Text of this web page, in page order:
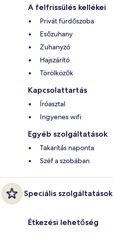
A felfrissülés kellékei
Privát fürdőszoba
Esőzuhany
Zuhanyzó
Hajszárító
Törölközők
Kapcsolattartás
Íróasztal
Ingyenes wifi
Egyéb szolgáltatások
Takarítás naponta
Széf a szobában
Speciális szolgáltatások
Étkezési lehetőség